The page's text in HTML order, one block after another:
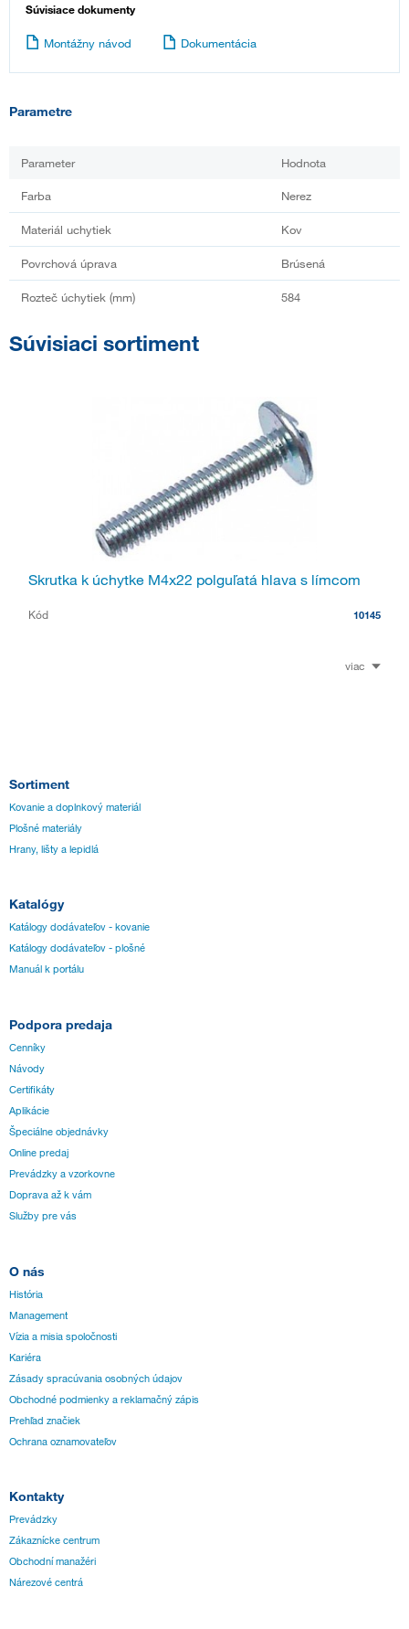
Súvisiace dokumenty
Montážny návod Dokumentácia
Parametre
Parameter Hodnota
Farba Nerez
Materiál uchytiek Kov
Povrchová úprava Brúsená
Rozteč úchytiek (mm) 584
Súvisiaci sortiment
Skrutka k úchytke M4x22 polguľatá hlava s límcom
Kód 10145
viac
Sortiment
Kovanie a doplnkový materiál
Plošné materiály
Hrany, lišty a lepidlá
Katalógy
Katálogy dodávateľov - kovanie
Katálogy dodávateľov - plošné
Manuál k portálu
Podpora predaja
Cenníky
Návody
Certifikáty
Aplikácie
Špeciálne objednávky
Online predaj
Prevádzky a vzorkovne
Doprava až k vám
Služby pre vás
O nás
História
Management
Vízia a misia spoločnosti
Kariéra
Zásady spracúvania osobných údajov
Obchodné podmienky a reklamačný zápis
Prehľad značiek
Ochrana oznamovateľov
Kontakty
Prevádzky
Zákaznícke centrum
Obchodní manažéri
Nárezové centrá